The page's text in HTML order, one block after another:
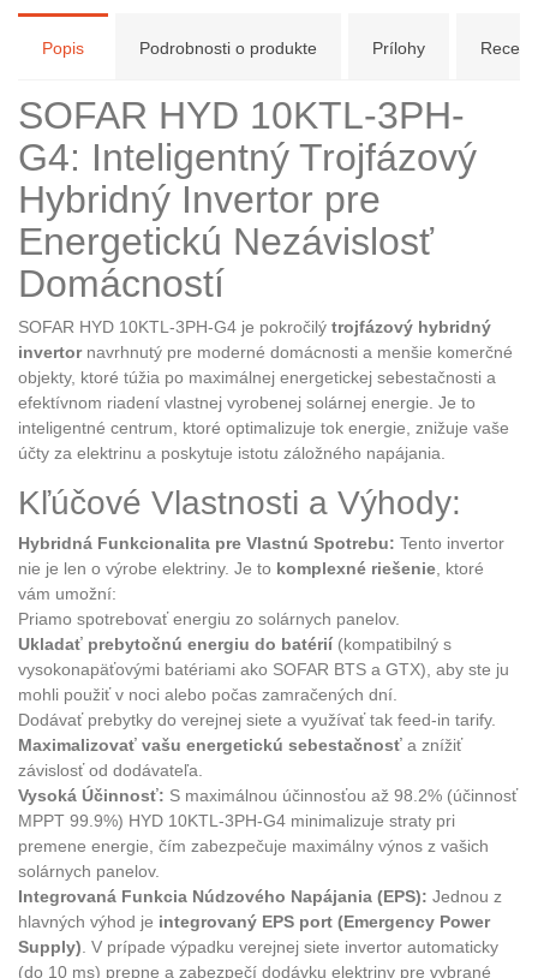
Popis Podrobnosti o produkte Prílohy
SOFAR HYD 10KTL-3PH-
G4: Inteligentný Trojfázový
Hybridný Invertor pre
Energetickú Nezávislosť
Domácností
SOFAR HYD 10KTL-3PH-G4 je pokročilý trojfázový hybridný
invertornavrhnutý pre moderné domácnosti a menšie komerčné
objekty, ktoré túžia po maximálnej energetickej sebestačnosti a
efektívnom riadení vlastnej vyrobenej solárnej energie. Je to
inteligentné centrum, ktoré optimalizuje tok energie, znižuje vaše
účty za elektrinu a poskytuje istotu záložného napájania.
Kľúčové Vlastnosti a Výhody:
Hybridná Funkcionalita pre Vlastnú Spotrebu: Tento invertor
nie je len o výrobe elektriny. Je to komplexné riešenie , ktoré
vám umožní:
Priamo spotrebovať energiu zo solárnych panelov.
Ukladať prebytočnú energiu do batérií (kompatibilný s
vysokonapäťovými batériami ako SOFAR BTS a GTX), aby ste ju
mohli použiť v noci alebo počas zamračených dní.
Dodávať prebytky do verejnej siete a využívať tak feed-in tarify.
Maximalizovať vašu energetickú sebestačnosť a znížiť
závislosť od dodávateľa.
Vysoká Účinnosť: S maximálnou účinnosťou až 98.2% (účinnosť
MPPT 99.9%) HYD 10KTL-3PH-G4 minimalizuje straty pri
premene energie, čím zabezpečuje maximálny výnos z vašich
solárnych panelov.
Integrovaná Funkcia Núdzového Napájania (EPS): Jednou z
hlavných výhod je integrovaný EPS port (Emergency Power
Supply) . V prípade výpadku verejnej siete invertor automaticky
(do 10 ms) prepne a zabezpečí dodávku elektriny pre vybrané